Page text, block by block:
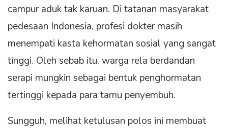
campur aduk tak karuan. Di tatanan masyarakat
pedesaan Indonesia, profesi dokter masih
menempati kasta kehormatan sosial yang sangat
tinggi. Oleh sebab itu, warga rela berdandan
serapi mungkin sebagai bentuk penghormatan
tertinggi kepada para tamu penyembuh.
Sungguh, melihat ketulusan polos ini membuat